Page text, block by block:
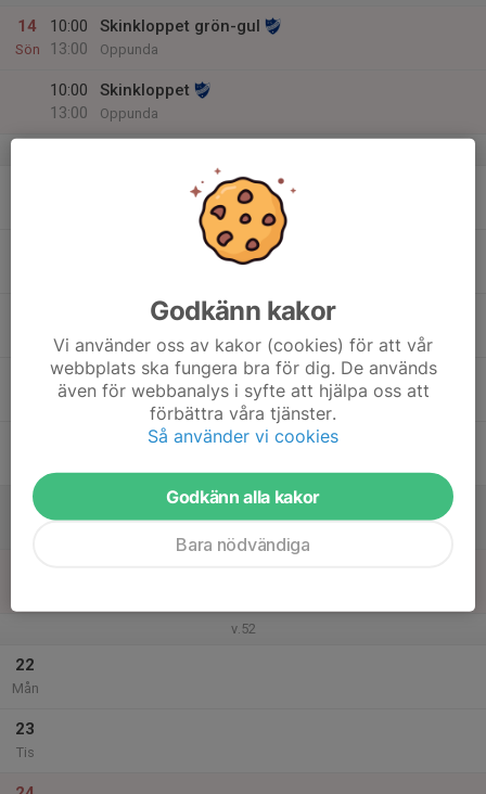
14
Sön
10:00
13:00
Skinkloppet grön-gul
Oppunda
10:00
13:00
Skinkloppet
Oppunda
Intervallträning & gympa
20
v.52
22
Mån
23
Tis
Godkänn kakor
Vi använder oss av kakor (cookies) för att vår
webbplats ska fungera bra för dig. De används
även för webbanalys i syfte att hjälpa oss att
förbättra våra tjänster.
Så använder vi cookies
Godkänn alla kakor
Bara nödvändiga